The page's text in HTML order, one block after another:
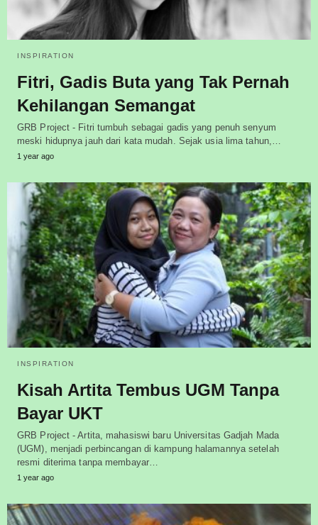
INSPIRATION
Fitri, Gadis Buta yang Tak Pernah
Kehilangan Semangat
GRB Project - Fitri tumbuh sebagai gadis yang penuh senyum
meski hidupnya jauh dari kata mudah. Sejak usia lima tahun,…
1 year ago
INSPIRATION
Kisah Artita Tembus UGM Tanpa
Bayar UKT
GRB Project - Artita, mahasiswi baru Universitas Gadjah Mada
(UGM), menjadi perbincangan di kampung halamannya setelah
resmi diterima tanpa membayar…
1 year ago